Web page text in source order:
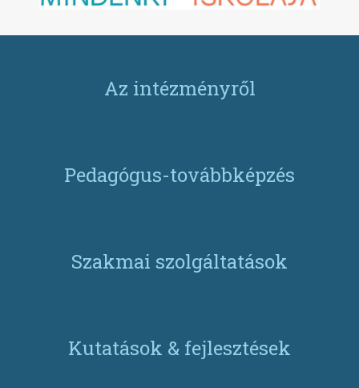
Az intézményről
Pedagógus-továbbképzés
Szakmai szolgáltatások
Kutatások & fejlesztések